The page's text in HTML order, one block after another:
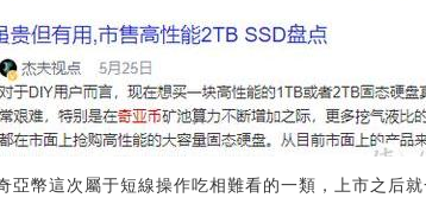
亞幣這次屬于短線操作吃相難看的一類，上市之后